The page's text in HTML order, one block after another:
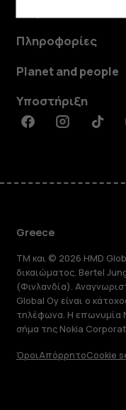
Πληροφορίες
Planet and people
Υποστήριξη
FacebookInstagramTiktok
Greece
TM και © 2026 HMD
δικαιώματος. Bertel
(Φινλανδία).
Global Oy είναι ο
τηλέφωνα. Η επωνυμία
σήμα της Nokia
ΌροιΑπόρρητοCookie